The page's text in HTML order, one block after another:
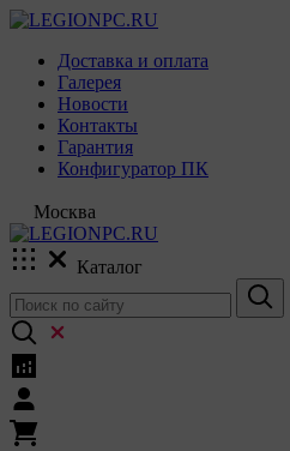
Доставка и оплата
Галерея
Новости
Контакты
Гарантия
Конфигуратор ПК
Москва
Каталог